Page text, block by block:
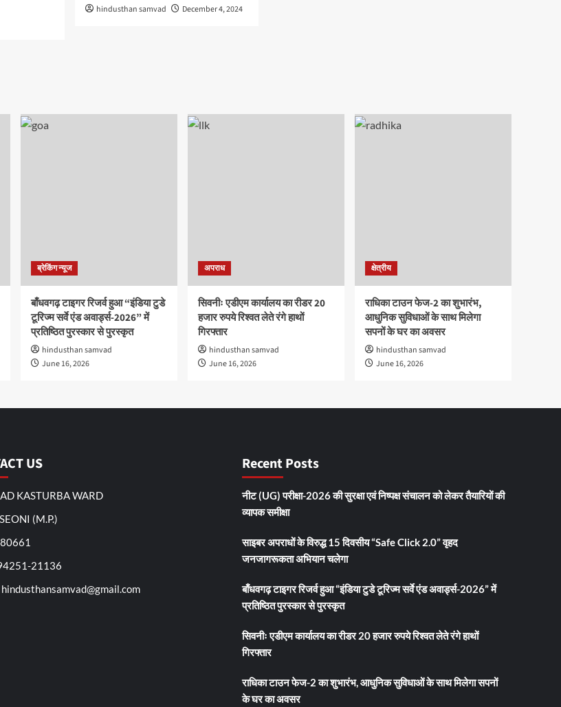
hindusthan samvad December 4, 2024
ब्रेकिंग न्यूज
बाँधवगढ़ टाइगर रिजर्व हुआ “इंडिया टुडे
टूरिज्म सर्वे एंड अवार्ड्स-2026” में
प्रतिष्ठित पुरस्कार से पुरस्कृत
hindusthan samvad
June 16, 2026
अपराध
सिवनीः एडीएम कार्यालय का रीडर 20
हजार रुपये रिश्वत लेते रंगे हाथों
गिरफ्तार
hindusthan samvad
June 16, 2026
क्षेत्रीय
राधिका टाउन फेज-2 का शुभारंभ,
आधुनिक सुविधाओं के साथ मिलेगा
सपनों के घर का अवसर
hindusthan samvad
June 16, 2026
US
KASTURBA WARD
(M.P.)
21136
Recent Posts
नीट (UG) परीक्षा-2026 की सुरक्षा एवं निष्पक्ष संचालन को लेकर तैयारियों की
व्यापक समीक्षा
साइबर अपराधों के विरुद्ध 15 दिवसीय “Safe Click 2.0” वृहद
जनजागरूकता अभियान चलेगा
बाँधवगढ़ टाइगर रिजर्व हुआ “इंडिया टुडे टूरिज्म सर्वे एंड अवार्ड्स-2026” में
प्रतिष्ठित पुरस्कार से पुरस्कृत
सिवनीः एडीएम कार्यालय का रीडर 20 हजार रुपये रिश्वत लेते रंगे हाथों
गिरफ्तार
राधिका टाउन फेज-2 का शुभारंभ, आधुनिक सुविधाओं के साथ मिलेगा सपनों
के घर का अवसर